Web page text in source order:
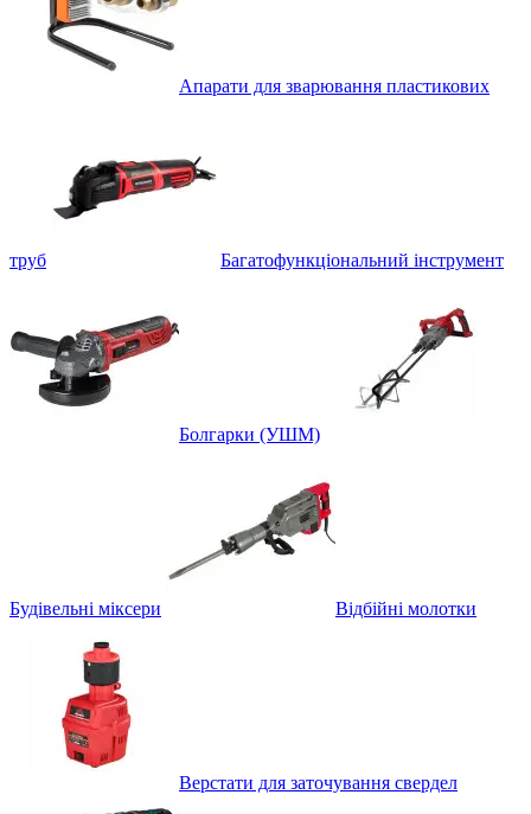
Апарати для зварювання пластикових
труб Багатофункціональний інструмент
Болгарки (УШМ)
Будівельні міксери Відбійні молотки
Верстати для заточування свердел